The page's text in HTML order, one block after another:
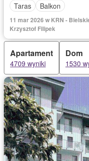
Taras
Balkon
11 mar 2026 w KRN -
Krzysztof Filipek
Apartament
4709 wyniki
Dom
1530